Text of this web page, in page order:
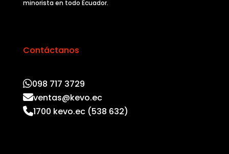
minorista en todo Ecuador.
Contáctanos
098 717 3729
ventas@kevo.ec
1700 kevo.ec (538 632)